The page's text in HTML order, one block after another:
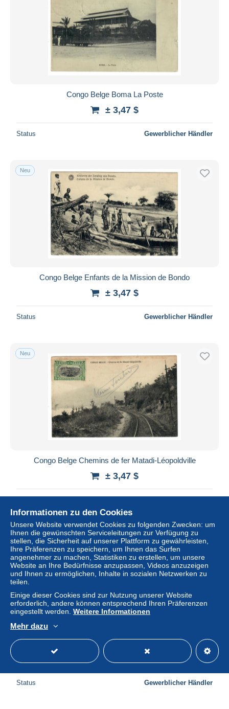
Congo Belge Boma La Poste
± 3,47 $
Status Gewerblicher Händler
Neu
Congo Belge Enfants de la Mission de Bondo
± 3,47 $
Status Gewerblicher Händler
Neu
Congo Belge Chemins de fer Matadi-Léopoldville
± 3,47 $
Neu
Congo Belge Mission van Kangu Un bananier Mayombe
± 3,47 $
Status Gewerblicher Händler
Informationen zu den Cookies
Unsere Website verwendet Cookies zu folgenden Zwecken: um
Ihnen die gewünschten Serviceleitungen zur Verfügung zu
stellen, die Sicherheit auf unserer Plattform zu gewährleisten,
Ihre Präferenzen zu speichern, um Ihnen das Surfen
angenehmer zu machen, Statistiken zu erstellen, um unsere
Website an Ihre Bedürfnisse anzupassen, Videos anzuzeigen
und Ihnen zu ermöglichen, Inhalte in sozialen Netzwerken zu
teilen.
Einige dieser Cookies sind zur Nutzung unserer Website
erforderlich, andere können entsprechend Ihren Präferenzen
eingestellt werden. Weitere Informationen
Mehr dazu